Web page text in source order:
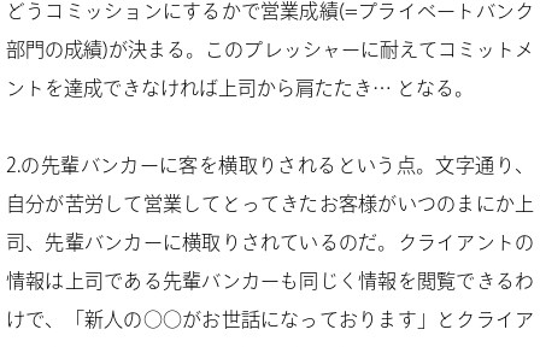
どうコミッションにするかで営業成績(=プライベートバンク
部門の成績)が決まる。このプレッシャーに耐えてコミットメ
ントを達成できなければ上司から肩たたき… となる。
2.の先輩バンカーに客を横取りされるという点。文字通り、
自分が苦労して営業してとってきたお客様がいつのまにか上
司、先輩バンカーに横取りされているのだ。クライアントの
情報は上司である先輩バンカーも同じく情報を閲覧できるわ
けで、「新人の○○がお世話になっております」とクライア